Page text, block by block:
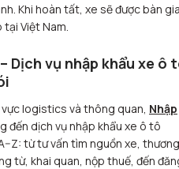
Khi hoàn tất, xe sẽ được bàn
Việt Nam.
Dịch vụ nhập khẩu xe ô
logistics và thông quan, Nhập
đến dịch vụ nhập khẩu xe ô tô
từ tư vấn tìm nguồn xe, thương
từ, khai quan, nộp thuế, đến